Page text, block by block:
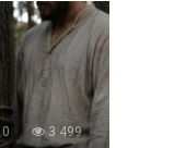
0 3 499